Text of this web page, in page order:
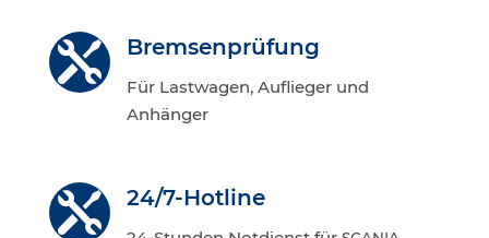
 Brem­sen­prü­fung
Für Last­wa­gen, Auf­lie­ger und
Anhänger
 24/7-Hot­line